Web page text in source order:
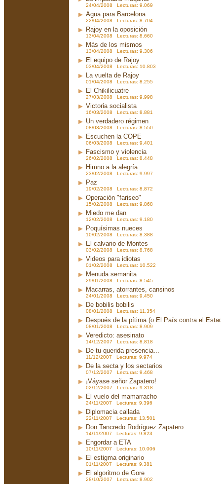
24/04/2008 Lecturas: 9.069
Agua para Barcelona
22/04/2008 Lecturas: 8.704
Rajoy en la oposición
13/04/2008 Lecturas: 8.660
Más de los mismos
13/04/2008 Lecturas: 9.306
El equipo de Rajoy
03/04/2008 Lecturas: 10.803
La vuelta de Rajoy
01/04/2008 Lecturas: 8.255
El Chikilicuatre
27/03/2008 Lecturas: 9.998
Victoria socialista
16/03/2008 Lecturas: 8.881
Un verdadero régimen
08/03/2008 Lecturas: 8.550
Escuchen la COPE
06/03/2008 Lecturas: 9.401
Fascismo y violencia
26/02/2008 Lecturas: 8.448
Himno a la alegría
23/02/2008 Lecturas: 9.997
Paz
19/02/2008 Lecturas: 8.872
Operación "fariseo"
15/02/2008 Lecturas: 9.868
Miedo me dan
12/02/2008 Lecturas: 9.180
Poquísimas nueces
10/02/2008 Lecturas: 8.388
El calvario de Montes
03/02/2008 Lecturas: 8.768
Videos para idiotas
01/02/2008 Lecturas: 10.522
Menuda semanita
29/01/2008 Lecturas: 8.545
Macarras, atorrantes, cansinos
24/01/2008 Lecturas: 9.450
De bobilis bobilis
08/01/2008 Lecturas: 11.354
Después de la pítima (o El País contra el
08/01/2008 Lecturas: 8.909
Veredicto: asesinato
14/12/2007 Lecturas: 8.818
De tu querida presencia...
11/12/2007 Lecturas: 9.974
De la secta y los sectarios
07/12/2007 Lecturas: 9.468
¡Váyase señor Zapatero!
02/12/2007 Lecturas: 9.318
El vuelo del mamarracho
24/11/2007 Lecturas: 9.396
Diplomacia callada
22/11/2007 Lecturas: 13.501
Don Tancredo Rodríguez Zapatero
14/11/2007 Lecturas: 9.823
Engordar a ETA
10/11/2007 Lecturas: 10.006
El estigma originario
01/11/2007 Lecturas: 9.381
El algoritmo de Gore
28/10/2007 Lecturas: 8.902